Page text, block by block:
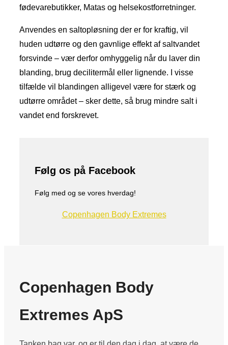
fødevarebutikker, Matas og helsekostforretninger.
Anvendes en saltopløsning der er for kraftig, vil
huden udtørre og den gavnlige effekt af saltvandet
forsvinde – vær derfor omhyggelig når du laver din
blanding, brug decilitermål eller lignende. I visse
tilfælde vil blandingen alligevel være for stærk og
udtørre området – sker dette, så brug mindre salt i
vandet end forskrevet.​
Følg os på Facebook
Følg med og se vores hverdag!
Copenhagen Body Extremes
Copenhagen Body
Extremes ApS